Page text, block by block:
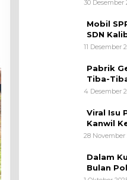
30 Desember
Mobil
SDN
Cilincing
11 Desember
Pabrik
Tiba-
Jurusita
Hukum
4 Desember
Viral Isu
Kanwil
Jakarta
28 November
Dalam
Bulan